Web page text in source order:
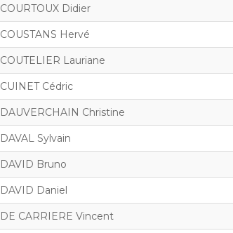
COURTOUX Didier
COUSTANS Hervé
COUTELIER Lauriane
CUINET Cédric
DAUVERCHAIN Christine
DAVAL Sylvain
DAVID Bruno
DAVID Daniel
DE CARRIERE Vincent